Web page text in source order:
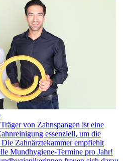
von Zahnspangen ist eine
essenziell, um die
Zahnärztekammer empfiehlt
Mundhygiene-Termine pro Jahr!